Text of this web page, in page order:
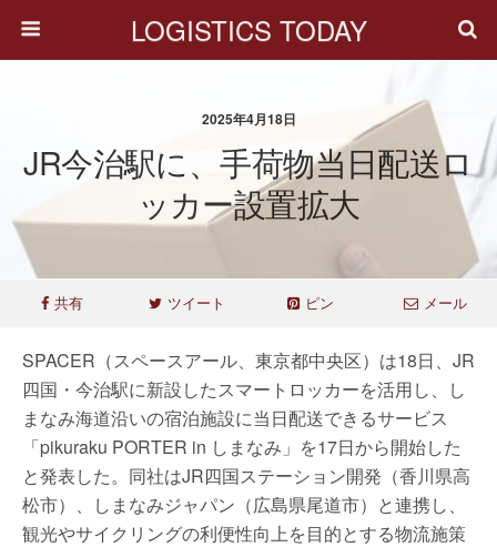
LOGISTICS TODAY
2025年4月18日
JR今治駅に、手荷物当日配送ロ
ッカー設置拡大
共有 ツイート ピン メール
SPACER（スペースアール、東京都中央区）は18日、JR
四国・今治駅に新設したスマートロッカーを活用し、し
まなみ海道沿いの宿泊施設に当日配送できるサービス
「pikuraku PORTER in しまなみ」を17日から開始した
と発表した。同社はJR四国ステーション開発（香川県高
松市）、しまなみジャパン（広島県尾道市）と連携し、
観光やサイクリングの利便性向上を目的とする物流施策